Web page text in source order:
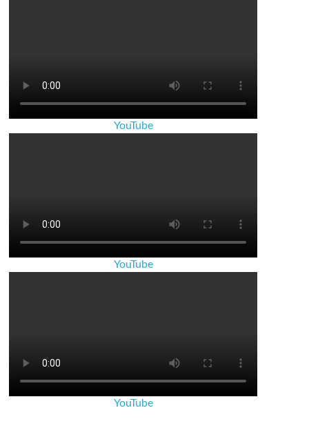
YouTube
YouTube
YouTube